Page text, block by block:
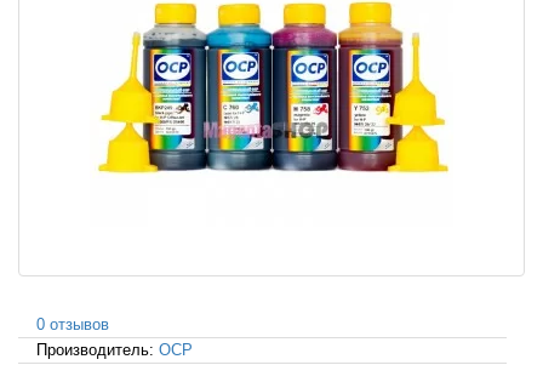
0 отзывов
Производитель: OCP